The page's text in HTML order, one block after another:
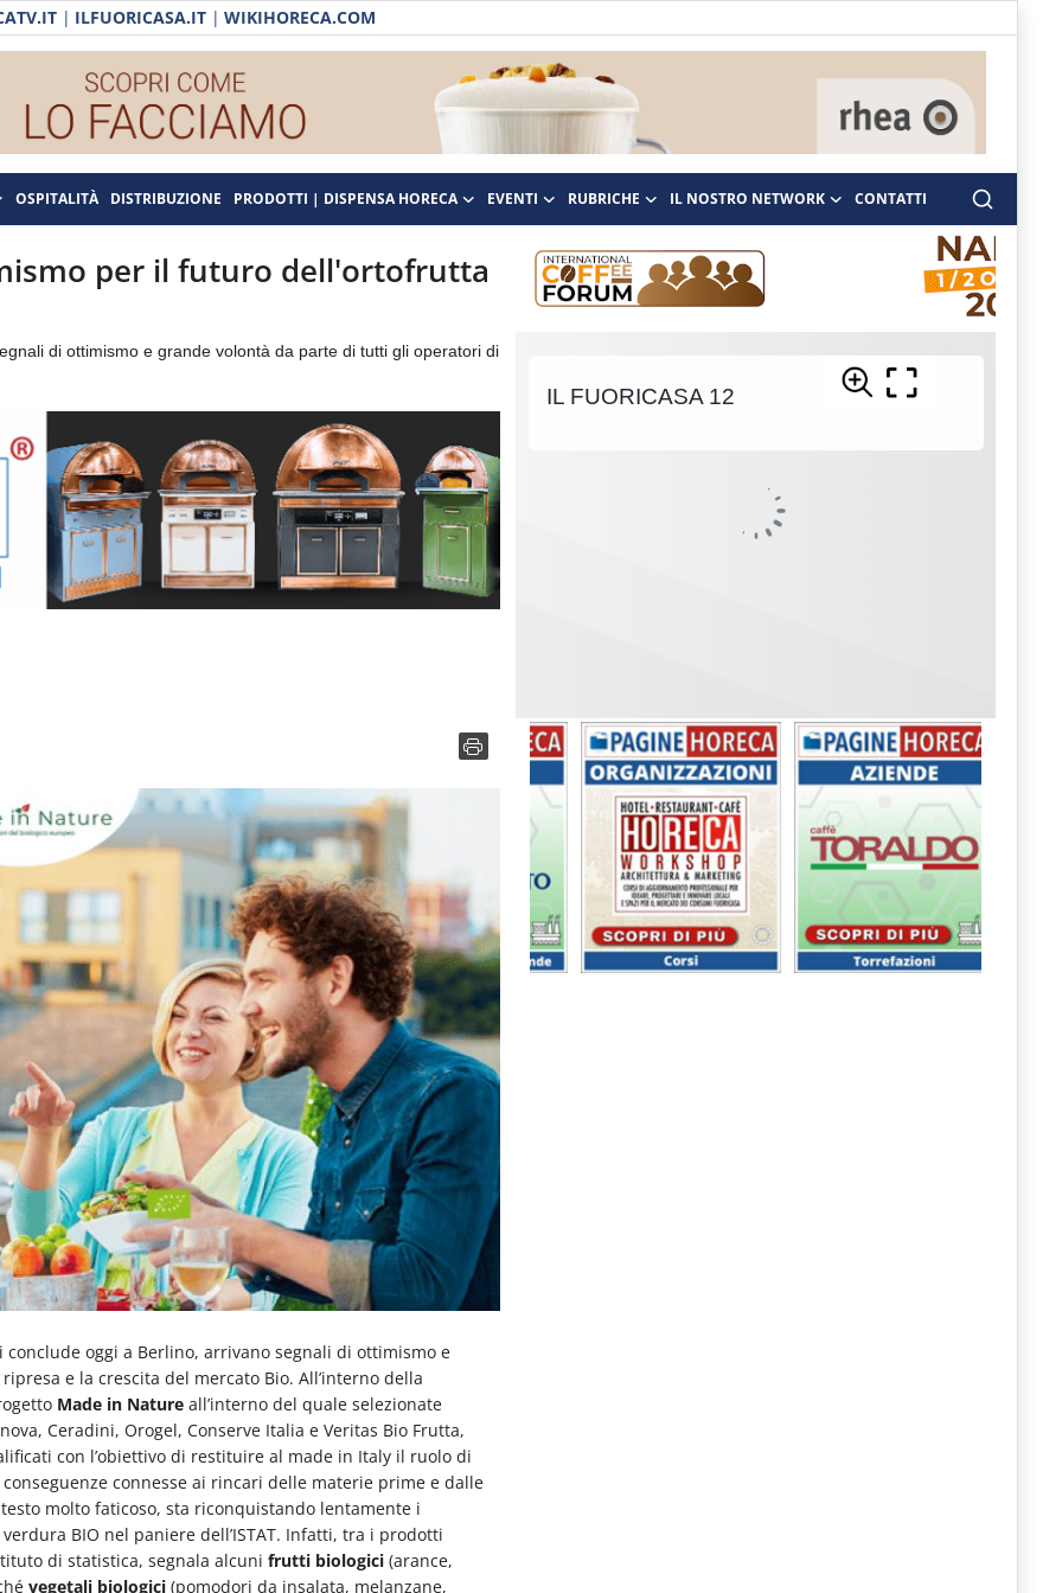
| ILFUORICASA.IT | WIKIHORECA.COM
OSPITALITÀ DISTRIBUZIONE PRODOTTI | DISPENSA HORECA EVENTI RUBRICHE IL NOSTRO NETWORK CONTATTI
per il futuro dell'ortofrutta
di ottimismo e grande volontà da parte di tutti gli operatori di
conclude oggi a Berlino, arrivano segnali di ottimismo e
e la crescita del mercato Bio. All’interno della
Made in Nature all’interno del quale selezionate
Ceradini, Orogel, Conserve Italia e Veritas Bio Frutta,
con l’obiettivo di restituire al made in Italy il ruolo di
connesse ai rincari delle materie prime e dalle
molto faticoso, sta riconquistando lentamente i
BIO nel paniere dell’ISTAT. Infatti, tra i prodotti
di statistica, segnala alcuni frutti biologici (arance,
vegetali biologici (pomodori da insalata, melanzane,